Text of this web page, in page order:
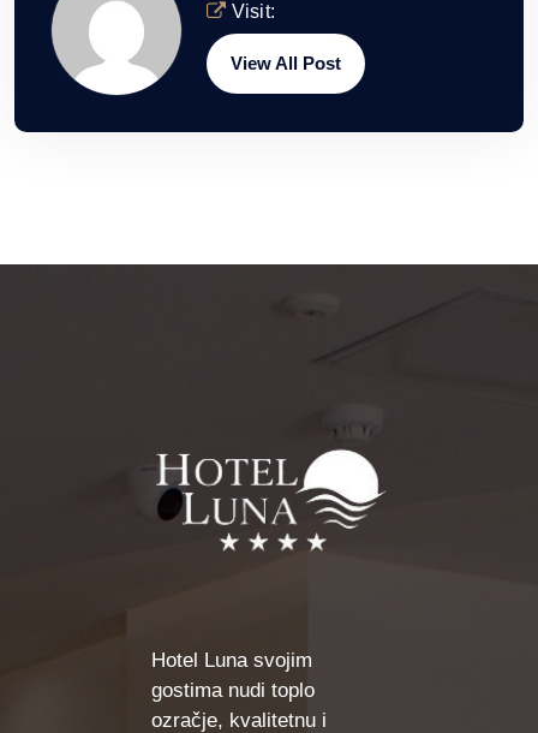
Visit:
View All Post
Hotel Luna svojim
gostima nudi toplo
ozračje, kvalitetnu i